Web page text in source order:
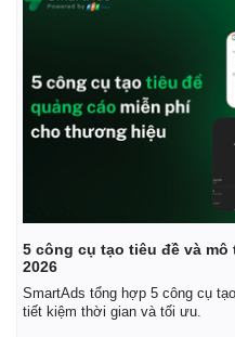
5 công cụ tạo tiêu đề và
2026
SmartAds tổng hợp 5 công cụ
tiết kiệm thời gian và tối ưu.